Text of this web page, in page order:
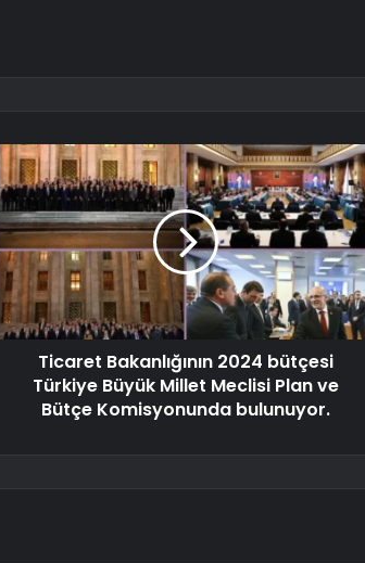
Ticaret Bakanlığının 2024 bütçesi
Türkiye Büyük Millet Meclisi Plan ve
Bütçe Komisyonunda bulunuyor.